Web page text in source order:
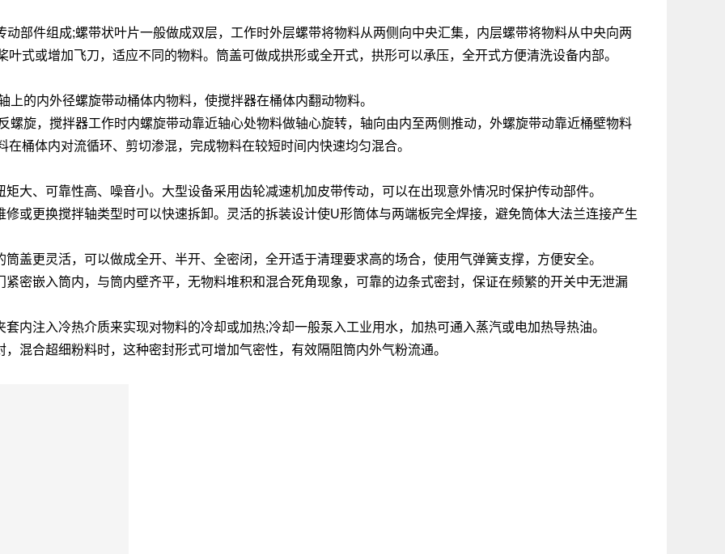
部件组成;螺带状叶片一般做成双层，工作时外层螺带将物料从两侧向中央汇集，内层螺带将物料从中央向两
式或增加飞刀，适应不同的物料。筒盖可做成拱形或全开式，拱形可以承压，全开式方便清洗设备内部。
的内外径螺旋带动桶体内物料，使搅拌器在桶体内翻动物料。
旋，搅拌器工作时内螺旋带动靠近轴心处物料做轴心旋转，轴向由内至两侧推动，外螺旋带动靠近桶壁物料
桶体内对流循环、剪切渗混，完成物料在较短时间内快速均匀混合。
大、可靠性高、噪音小。大型设备采用齿轮减速机加皮带传动，可以在出现意外情况时保护传动部件。
或更换搅拌轴类型时可以快速拆卸。灵活的拆装设计使U形筒体与两端板完全焊接，避免筒体大法兰连接产生
盖更灵活，可以做成全开、半开、全密闭，全开适于清理要求高的场合，使用气弹簧支撑，方便安全。
密嵌入筒内，与筒内壁齐平，无物料堆积和混合死角现象，可靠的边条式密封，保证在频繁的开关中无泄漏
内注入冷热介质来实现对物料的冷却或加热;冷却一般泵入工业用水，加热可通入蒸汽或电加热导热油。
混合超细粉料时，这种密封形式可增加气密性，有效隔阻筒内外气粉流通。